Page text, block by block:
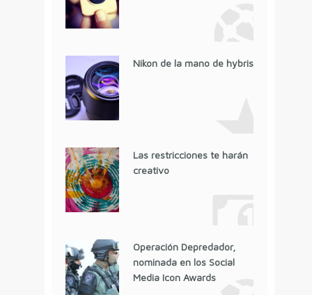
Nikon de la mano de hybris
Las restricciones te harán
creativo
Operación Depredador,
nominada en los Social
Media Icon Awards